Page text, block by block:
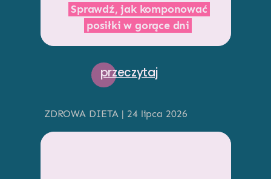
Sprawdź, jak komponować
posiłki w gorące dni
przeczytaj
ZDROWA DIETA | 24 lipca 2026